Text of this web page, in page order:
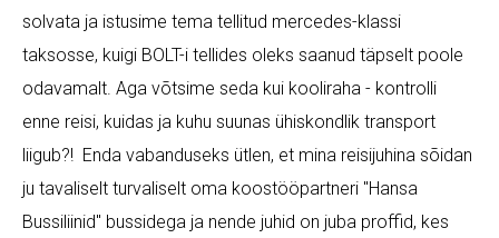
solvata ja istusime tema tellitud mercedes-klassi
taksosse, kuigi BOLT-i tellides oleks saanud täpselt poole
odavamalt. Aga võtsime seda kui kooliraha - kontrolli
enne reisi, kuidas ja kuhu suunas ühiskondlik transport
liigub?! Enda vabanduseks ütlen, et mina reisijuhina sõidan
ju tavaliselt turvaliselt oma koostööpartneri "Hansa
Bussiliinid" bussidega ja nende juhid on juba proffid, kes